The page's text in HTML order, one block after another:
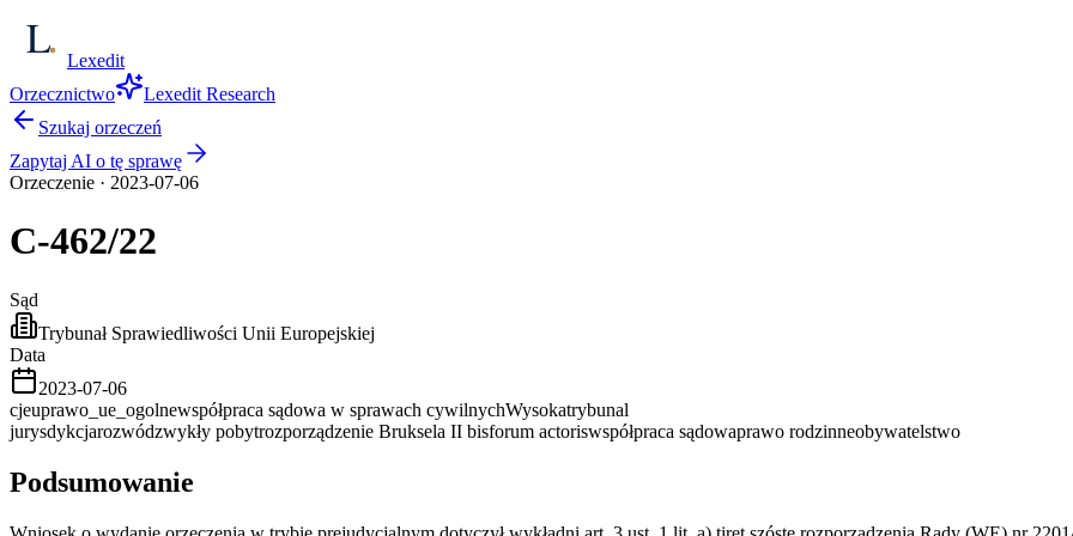
Lexedit
Orzecznictwo
Lexedit Research
Szukaj orzeczeń
Zapytaj AI o tę sprawę
Orzeczenie · 2023-07-06
C-462/22
Sąd
Trybunał Sprawiedliwości Unii Europejskiej
Data
2023-07-06
cjeuprawo_ue_ogolnewspółpraca sądowa w sprawach cywilnychWysokatrybunal
jurysdykcjarozwódzwykły pobytrozporządzenie Bruksela II bisforum actoriswspółpraca sądowaprawo rodzinneobywatelstwo
Podsumowanie